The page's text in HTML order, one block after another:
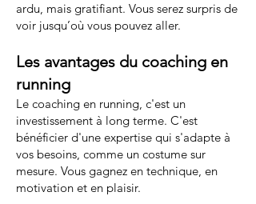
ardu, mais gratifiant. Vous serez surpris de
voir jusqu’où vous pouvez aller.
Les avantages du coaching en
running
Le coaching en running, c'est un
investissement à long terme. C'est
bénéficier d'une expertise qui s'adapte à
vos besoins, comme un costume sur
mesure. Vous gagnez en technique, en
motivation et en plaisir.